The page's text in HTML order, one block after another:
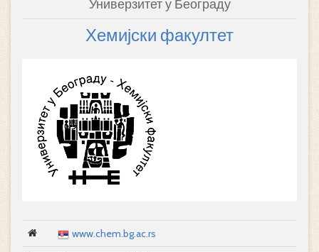
Универзитет у Београду
Хемијски факултет
www.chem.bg.ac.rs